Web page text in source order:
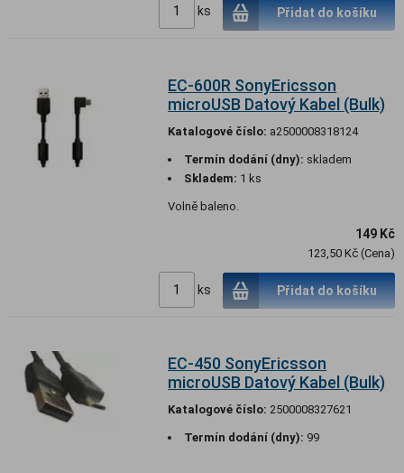
ks Přidat do košíku
EC-600R SonyEricsson
microUSB Datový Kabel (Bulk)
Katalogové číslo: a2500008318124
Termín dodání (dny): skladem
Skladem: 1 ks
Volně baleno.
149 Kč
123,50 Kč (Cena)
ks Přidat do košíku
EC-450 SonyEricsson
microUSB Datový Kabel (Bulk)
Katalogové číslo: 2500008327621
Termín dodání (dny): 99